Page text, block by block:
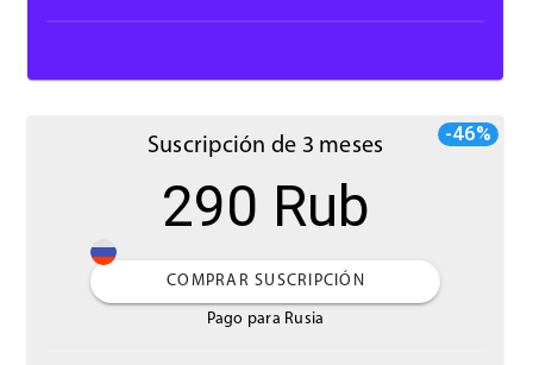
Suscripción de 3 meses
-46%
290 Rub
COMPRAR SUSCRIPCIÓN
Pago para Rusia